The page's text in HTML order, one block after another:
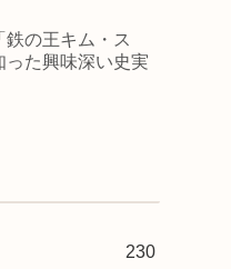
鉄の王キム・ス
った興味深い史実
230